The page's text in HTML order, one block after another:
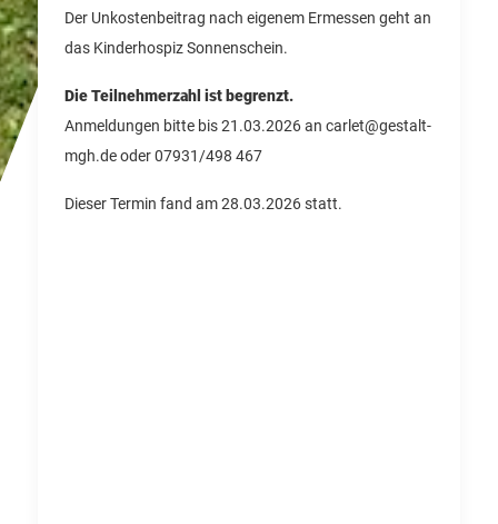
Der Unkostenbeitrag nach eigenem Ermessen geht an
das Kinderhospiz Sonnenschein.
Die Teilnehmerzahl ist begrenzt.
Anmeldungen bitte bis 21.03.2026 an carlet@gestalt-
mgh.de oder 07931/498 467
Dieser Termin fand am 28.03.2026 statt.